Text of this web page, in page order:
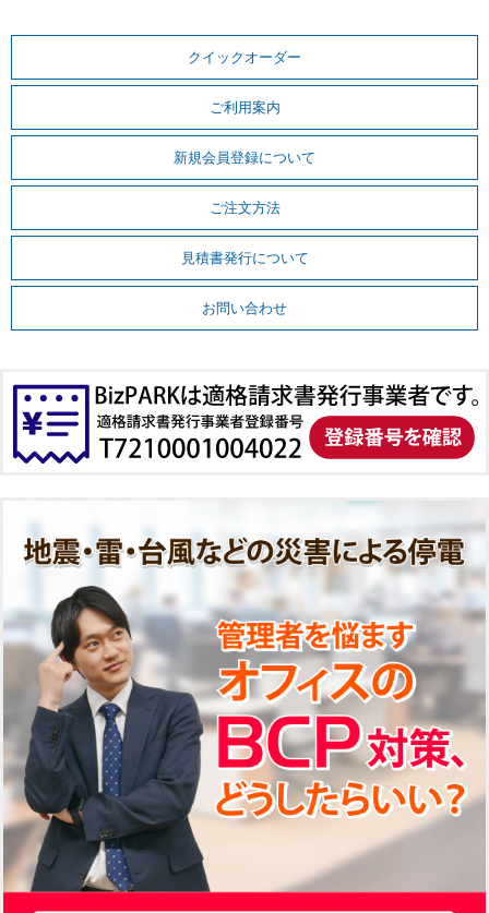
クイックオーダー
ご利用案内
新規会員登録について
ご注文方法
見積書発行について
お問い合わせ